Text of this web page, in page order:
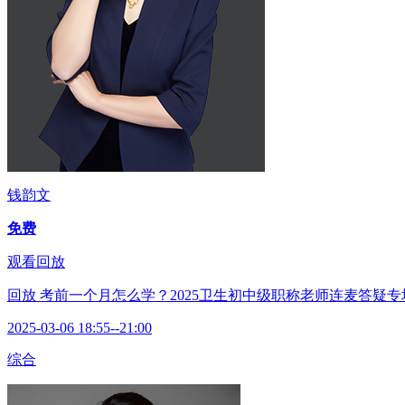
钱韵文
免费
观看回放
回放 考前一个月怎么学？2025卫生初中级职称老师连麦答疑专
2025-03-06 18:55--21:00
综合